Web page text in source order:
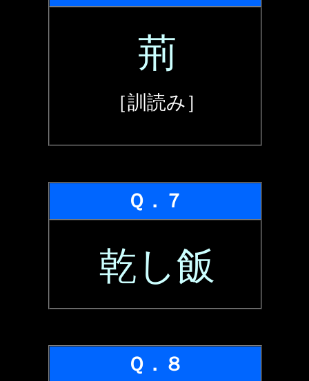
荊
［訓読み］
Ｑ．７
乾し飯
Ｑ．８